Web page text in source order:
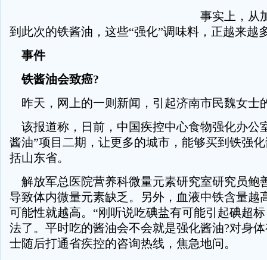
事实上，从
到此次的铁酱油，这些“强化”调味料，正越来越
事件
铁酱油会致癌?
昨天，网上的一则新闻，引起济南市民魏女士
该报道称，日前，中国疾控中心食物强化办公
酱油”项目二期，让更多的城市，能够买到铁强
括山东省。
解放军总医院营养科微量元素研究室研究员鲍
导致体内微量元素缺乏。另外，血液中铁含量越
可能性就越高。“刚听说吃碘盐有可能引起碘超
法了。平时吃的酱油会不会就是强化酱油?对身
士随后打通省疾控的咨询热线，焦急地问。